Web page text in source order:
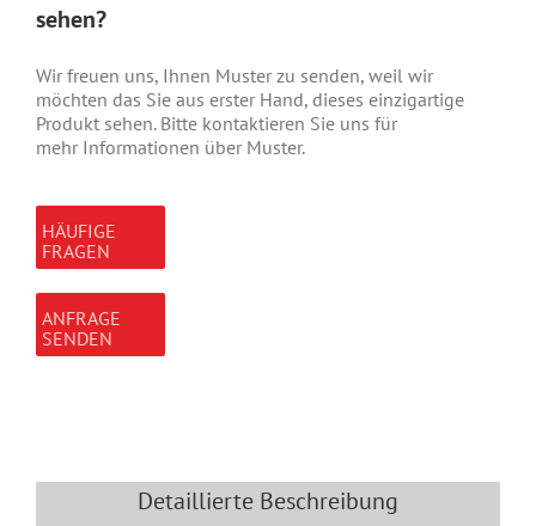
sehen?
Wir freuen uns, Ihnen Muster zu senden, weil wir
möchten das Sie aus erster Hand, dieses einzigartige
Produkt sehen. Bitte kontaktieren Sie uns für
mehr Informationen über Muster.
HÄUFIGE
FRAGEN
ANFRAGE
SENDEN
Detaillierte Beschreibung